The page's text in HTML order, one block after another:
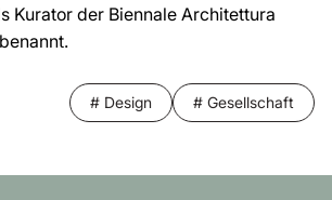
Kurator der Biennale Architettura
# Design # Gesellschaft